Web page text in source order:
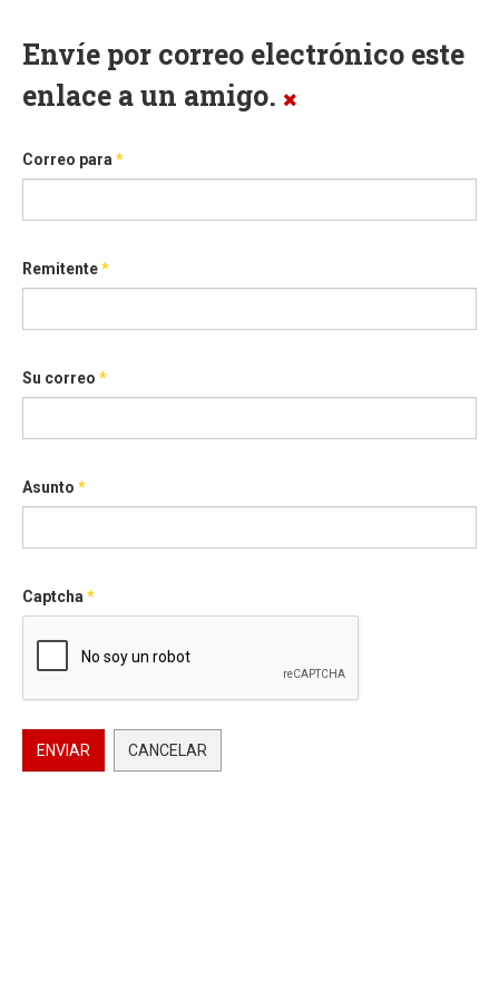
Envíe por correo electrónico este
enlace a un amigo.
Correo para *
Remitente*
Su correo *
Asunto *
Captcha *
ENVIAR CANCELAR